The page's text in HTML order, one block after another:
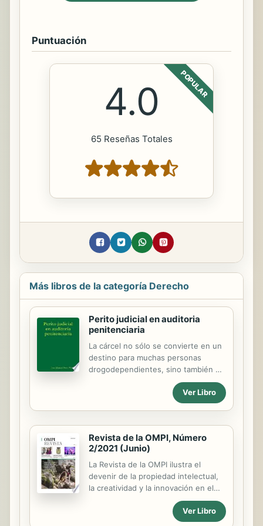
Puntuación
POPULAR
4.0
65 Reseñas Totales
Más libros de la categoría Derecho
Perito judicial en auditoria
penitenciaria
La cárcel no sólo se convierte en un
destino para muchas personas
drogodependientes, sino también en
una gran barrera para superar su
adicción. Las personas privadas de
libertad deben existir las mismas
las personas en libertad. La cárcel no
es el marco adecuado para abordar la
problemática de las
drogodependencias, ni es un
problema social, sanitario y humano,
ni siquiera es la respuesta a una
ciudadana o al objetivo de
prevención penal". No es posible
Ver Libro
Revista de la OMPI, Número
2/2021 (Junio)
La Revista de la OMPI ilustra el
devenir de la propiedad intelectual,
la creatividad y la innovación en el
Ver Libro